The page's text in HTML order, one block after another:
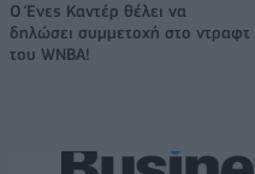
Ο Ένες Καντέρ θέλει να
δηλώσει συμμετοχή στο ντραφτ
του WNBA!